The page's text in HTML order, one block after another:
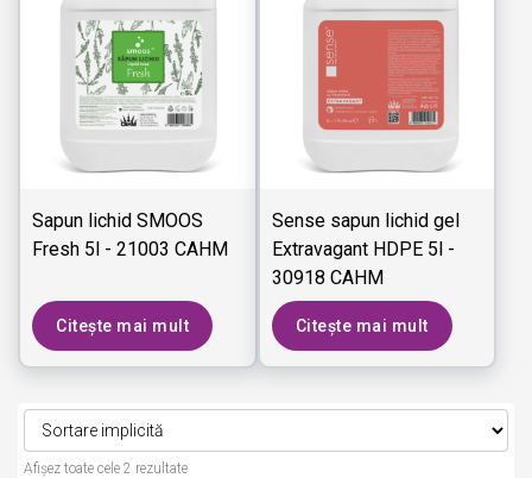
Sapun lichid SMOOS
Fresh 5l - 21003 CAHM
Citește mai mult
Sense sapun lichid gel
Extravagant HDPE 5l -
30918 CAHM
Citește mai mult
Afișez toate cele 2 rezultate